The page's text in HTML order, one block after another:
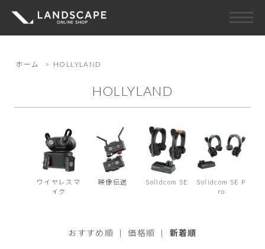
ホーム > HOLLYLAND
HOLLYLAND
ワイヤレスマ
イク
映像伝送 Solidcom SE
Solidcom SE P
ro
おすすめ順 |価格順 | 新着順